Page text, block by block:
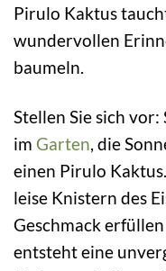
Pirulo Kaktus
wundervollen
baumeln.
Stellen Sie sich
im Garten, die
einen Pirulo
leise Knistern des
Geschmack
entsteht eine